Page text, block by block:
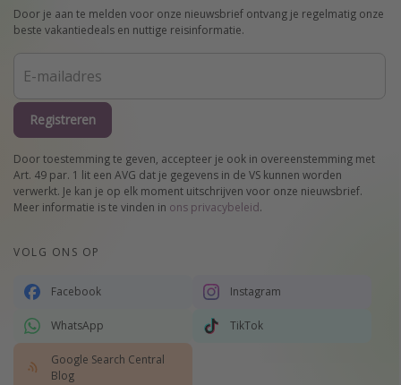
Door je aan te melden voor onze nieuwsbrief ontvang je regelmatig onze
beste vakantiedeals en nuttige reisinformatie.
Registreren
Door toestemming te geven, accepteer je ook in overeenstemming met
Art. 49 par. 1 lit een AVG dat je gegevens in de VS kunnen worden
verwerkt. Je kan je op elk moment uitschrijven voor onze nieuwsbrief.
Meer informatie is te vinden in ons privacybeleid.
VOLG ONS OP
Facebook Instagram
WhatsApp TikTok
Google Search Central
Blog